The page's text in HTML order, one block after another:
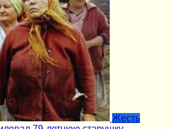
Жесть